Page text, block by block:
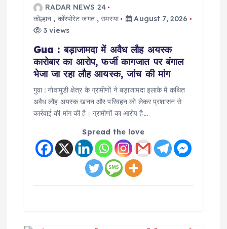
RADAR NEWS 24
कोल्हान , कॉरपोरेट जगत,समस्या
August 7, 2026
3 views
Gua : बड़ाजामदा में अवैध लौह अयस्क
कारोबार का आरोप, फर्जी कागजात पर बंगाल
भेजा जा रहा लौह आयस्क, जांच की मांग
गुवा : नोवामुंडी क्षेत्र के ग्रामीणों ने बड़ाजामदा इलाके में कथित
अवैध लौह अयस्क खनन और परिवहन को लेकर प्रशासन से
कार्रवाई की मांग की है। ग्रामीणों का आरोप है…
Spread the love